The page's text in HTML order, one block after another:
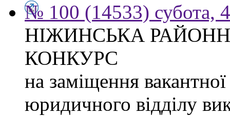
№ 100 (14533) субота,
НІЖИНСЬКА
КОНКУРС
на заміщення
юридичного відділу